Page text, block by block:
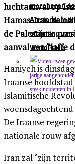
marcheren
Amsterdam
afsluiting van
WorldPride
luchtaanval op
Hamas. Iran
de Palestijnse
aanval een “laffe
Haniyeh is
Iraanse hoofdstad
Islamitische
De Iraanse
nationale rouw
Iran zal “zijn